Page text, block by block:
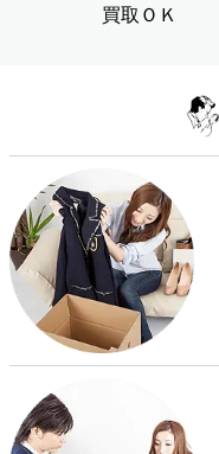
買取ＯＫ